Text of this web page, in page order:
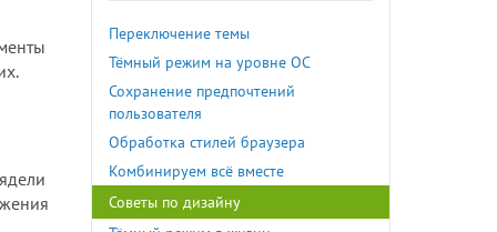
Переключение темы
Тёмный режим на уровне ОС
Сохранение предпочтений
пользователя
Обработка стилей браузера
Комбинируем всё вместе
Советы по дизайну